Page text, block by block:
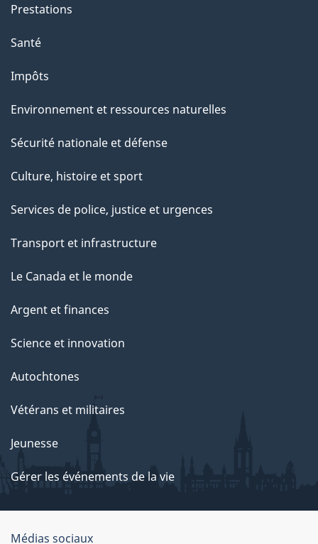
p
a
e
Prestations
Santé
Impôts
Environnement et ressources naturelles
Sécurité nationale et défense
Culture, histoire et sport
Services de police, justice et urgences
Transport et infrastructure
Le Canada et le monde
Argent et finances
Science et innovation
Autochtones
Vétérans et militaires
Jeunesse
Gérer les événements de la vie
Médias sociaux